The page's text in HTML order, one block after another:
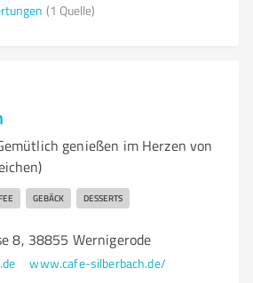
(1 Quelle)
genießen im Herzen von
GEBÄCK DESSERTS
8, 38855 Wernigerode
www.cafe-silberbach.de/